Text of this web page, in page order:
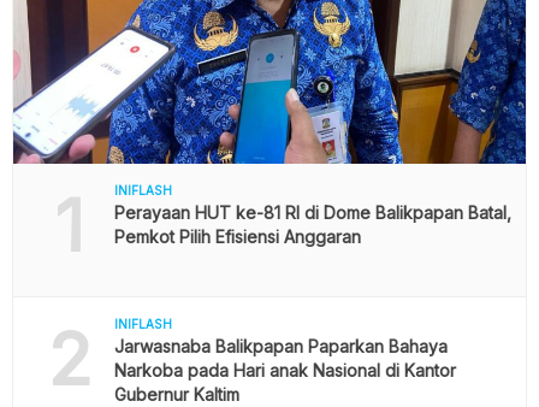
1 INIFLASH
Perayaan HUT ke-81 RI di Dome Balikpapan Batal,
Pemkot Pilih Efisiensi Anggaran
2 INIFLASH
Jarwasnaba Balikpapan Paparkan Bahaya
Narkoba pada Hari anak Nasional di Kantor
Gubernur Kaltim